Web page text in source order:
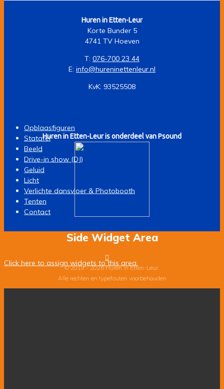
Huren in Etten-Leur
Korte Bunder 5
4741 TV Hoeven
T: 076-700 23 44
E: info@hureninettenleur.nl
KvK: 93525508
Huren in Etten-Leur is onderdeel van Psound
© 2019 - 2026 Huren in Etten-Leur.
Alle rechten en typefouten voorbehouden
Opblaasfiguren
Statafel
Beeld
Drive-in show (DJ)
Geluid
Licht
Verlichte dansvloer & Photobooth
Tenten
Contact
Side Widget Area
Click here to assign widgets to this area.